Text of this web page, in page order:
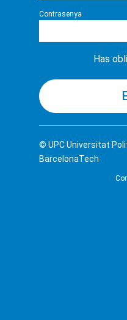
Contrasenya
Has
© UPCUniversitat
BarcelonaTech